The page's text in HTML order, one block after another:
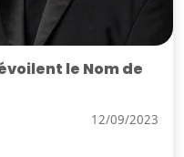
le Nom de
12/09/2023